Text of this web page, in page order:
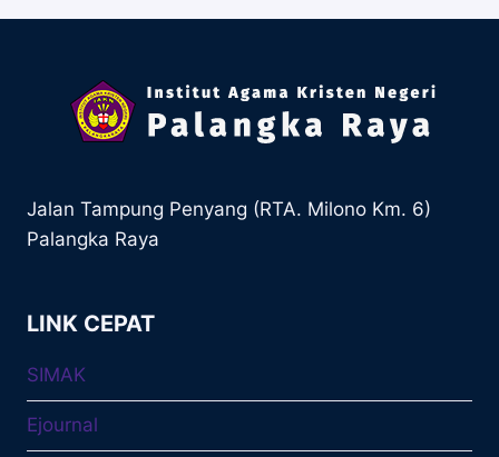
Jalan Tampung Penyang (RTA. Milono Km. 6)
Palangka Raya
LINK CEPAT
SIMAK
Ejournal